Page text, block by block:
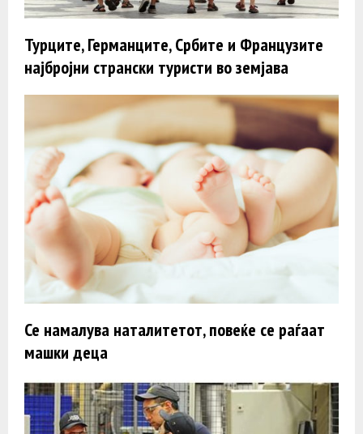
Турците, Германците, Србите и Французите
најбројни странски туристи во земјава
Се намалува наталитетот, повеќе се раѓаат
машки деца